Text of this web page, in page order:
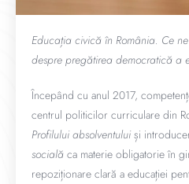
Educația civică în România. Ce
despre pregătirea democratică a
Începând cu anul 2017,
centrul politicilor curriculare din
Profilului absolventuluiși
socială ca materie obligatorie în
repoziționare clară a educației